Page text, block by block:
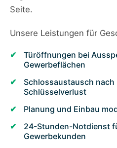
Seite.
Unsere Leistungen für
Türöffnungen bei
Gewerbeflächen
Schlossaustausch
Schlüsselverlust
Planung und Einbau
24-Stunden-Notdienst
Gewerbekunden